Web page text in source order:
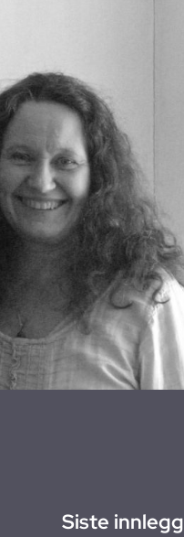
Siste innlegg